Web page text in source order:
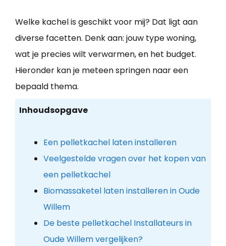
Welke kachel is geschikt voor mij? Dat ligt aan
diverse facetten. Denk aan: jouw type woning,
wat je precies wilt verwarmen, en het budget.
Hieronder kan je meteen springen naar een
bepaald thema.
Inhoudsopgave
Een pelletkachel laten installeren
Veelgestelde vragen over het kopen van
een pelletkachel
Biomassaketel laten installeren in Oude
Willem
De beste pelletkachel Installateurs in
Oude Willem vergelijken?